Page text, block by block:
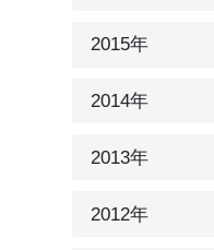
2015年
2014年
2013年
2012年